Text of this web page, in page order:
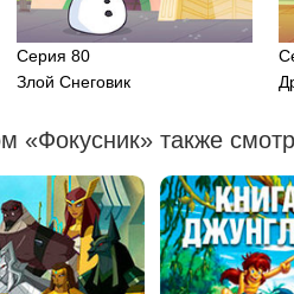
Серия 80
Злой Снеговик
«Фокусник» также